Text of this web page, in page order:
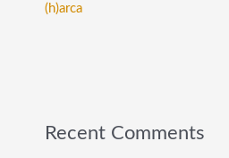
(h)arca
Recent Comments